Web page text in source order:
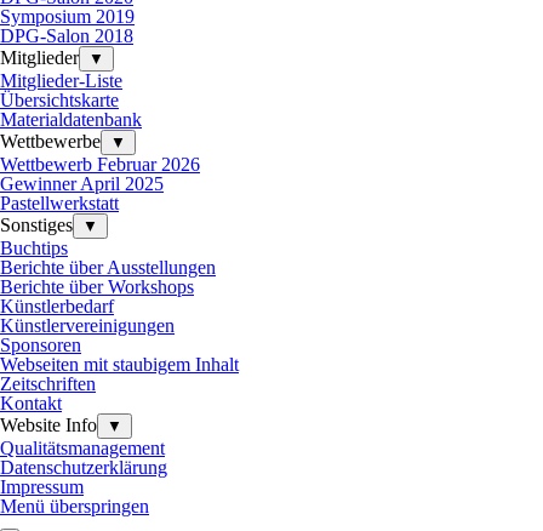
Symposium 2019
DPG-Salon 2018
Mitglieder
▼
Mitglieder-Liste
Übersichtskarte
Materialdatenbank
Wettbewerbe
▼
Wettbewerb Februar 2026
Gewinner April 2025
Pastellwerkstatt
Sonstiges
▼
Buchtips
Berichte über Ausstellungen
Berichte über Workshops
Künstlerbedarf
Künstlervereinigungen
Sponsoren
Webseiten mit staubigem Inhalt
Zeitschriften
Kontakt
Website Info
▼
Qualitätsmanagement
Datenschutzerklärung
Impressum
Menü überspringen